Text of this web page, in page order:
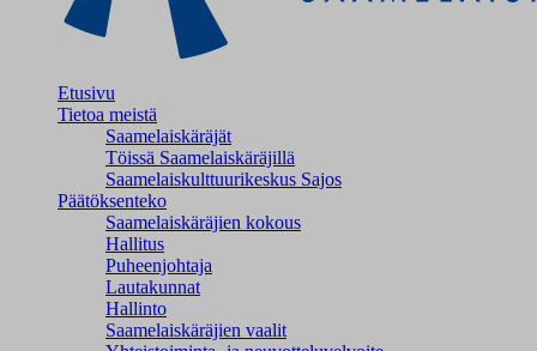
Etusivu
Tietoa meistä
Saamelaiskäräjät
Töissä Saamelaiskäräjillä
Saamelaiskulttuuri­keskus Sajos
Päätöksenteko
Saamelaiskäräjien kokous
Hallitus
Puheenjohtaja
Lautakunnat
Hallinto
Saamelaiskäräjien vaalit